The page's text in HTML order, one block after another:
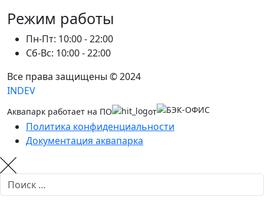
Режим работы
Пн-Пт: 10:00 - 22:00
Сб-Вс: 10:00 - 22:00
Все права защищены © 2024
INDEV
Аквапарк работает на ПО от
Политика конфиденциальности
Документация аквапарка